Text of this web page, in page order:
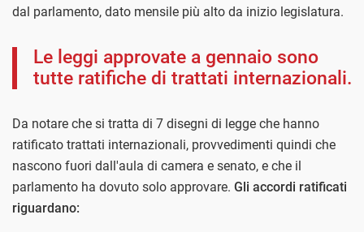
dal parlamento, dato mensile più alto da inizio legislatura.
Le leggi approvate a gennaio sono
tutte ratifiche di trattati internazionali.
Da notare che si tratta di 7 disegni di legge che hanno
ratificato trattati internazionali, provvedimenti quindi che
nascono fuori dall'aula di camera e senato, e che il
parlamento ha dovuto solo approvare. Gli accordi ratificati
riguardano: